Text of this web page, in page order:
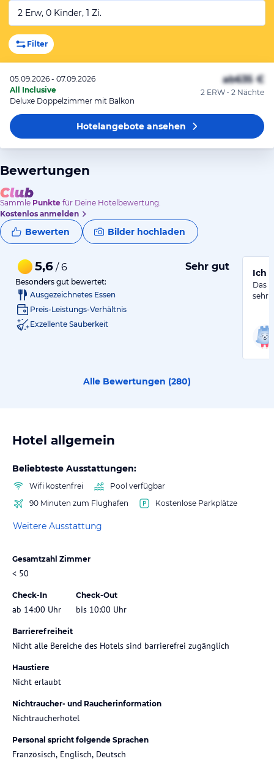
2 Erw, 0 Kinder, 1 Zi.
Filter
05.09.2026 - 07.09.2026
All Inclusive
Deluxe Doppelzimmer mit Balkon
ab635 €
2 ERW • 2 Nächte
Hotelangeboteansehen
Bewertungen
Sammle Punkte für Deine Hotelbewertung.
Kostenlos anmelden
Bewerten Bilder hochladen
5,6 / 6 Sehr gut
Besonders gut bewertet:
Ausgezeichnetes Essen
Preis-Leistungs-Verhältnis
Exzellente Sauberkeit
Ich
Das
sehr
Alle Bewertungen (280)
Hotel allgemein
Beliebteste Ausstattungen:
Wifi kostenfrei
Pool verfügbar
90 Minuten zum Flughafen
Kostenlose Parkplätze
Weitere Ausstattung
Gesamtzahl Zimmer
< 50
Check-In
ab 14:00 Uhr
Check-Out
bis 10:00 Uhr
Barrierefreiheit
Nicht alle Bereiche des Hotels sind barrierefrei zugänglich
Haustiere
Nicht erlaubt
Nichtraucher- und Raucherinformation
Nichtraucherhotel
Personal spricht folgende Sprachen
Französisch, Englisch, Deutsch